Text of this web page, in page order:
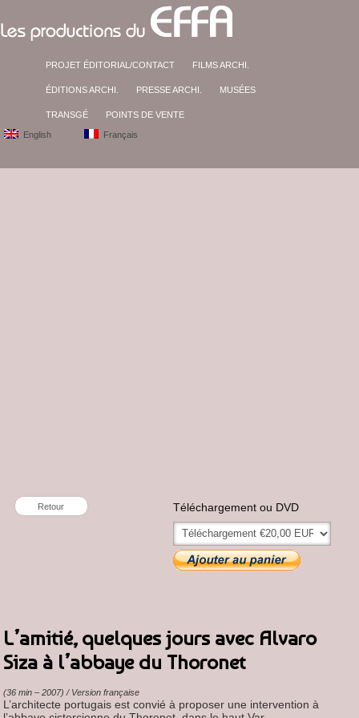
PROJET ÉDITORIAL/CONTACT FILMS ARCHI.
ÉDITIONS ARCHI. PRESSE ARCHI. MUSÉES
TRANSGÉ POINTS DE VENTE
English Français
Retour Téléchargement ou DVD
L’amitié, quelques jours avec Alvaro
Siza à l’abbaye du Thoronet
(36 min – 2007) / Version française
L’architecte portugais est convié à proposer une intervention à